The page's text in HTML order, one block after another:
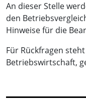
An dieser Stelle
den
Hinweise für die
Für Rückfragen steht
Betriebswirtschaft,